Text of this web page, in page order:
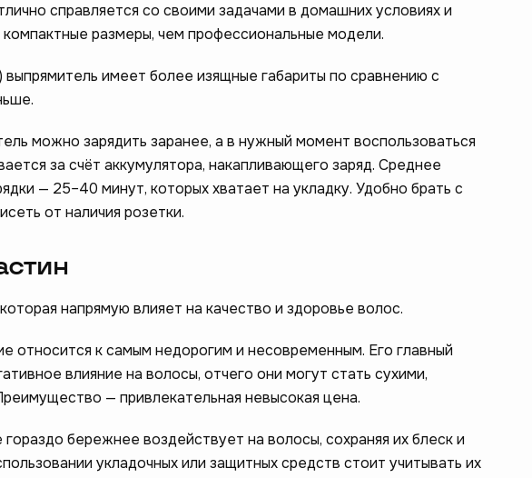
справляется со своими задачами в домашних условиях и
размеры, чем профессиональные модели.
имеет более изящные габариты по сравнению с
можно зарядить заранее, а в нужный момент воспользоваться
за счёт аккумулятора, накапливающего заряд. Среднее
— 25–40 минут, которых хватает на укладку. Удобно брать с
от наличия розетки.
напрямую влияет на качество и здоровье волос.
относится к самым недорогим и несовременным. Его главный
влияние на волосы, отчего они могут стать сухими,
— привлекательная невысокая цена.
бережнее воздействует на волосы, сохраняя их блеск и
укладочных или защитных средств стоит учитывать их